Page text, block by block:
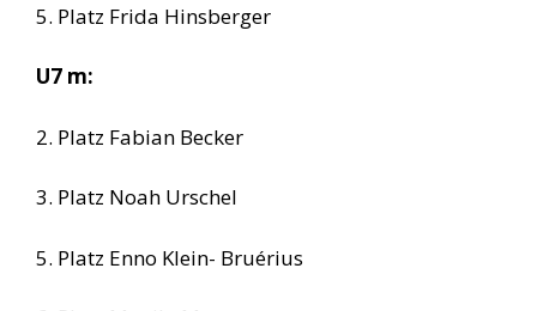
5. Platz Frida Hinsberger
U7 m:
2. Platz Fabian Becker
3. Platz Noah Urschel
5. Platz Enno Klein- Bruérius